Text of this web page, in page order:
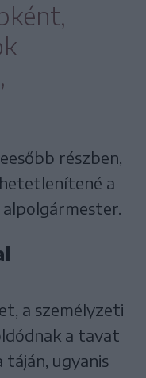
részben,
a
a személyzeti
a tavat
táján, ugyanis